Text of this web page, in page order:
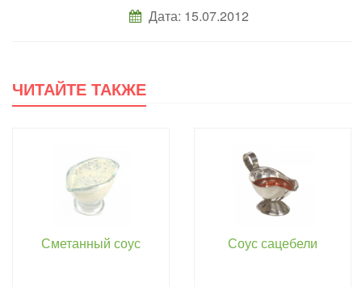
Дата: 15.07.2012
ЧИТАЙТЕ ТАКЖЕ
Сметанный соус Соус сацебели